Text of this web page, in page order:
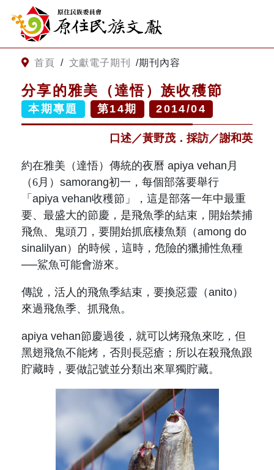
跳到主要內容
網站導覽
客服諮詢
字
搜
入
關
字
關於我們
關於原住民族文獻會
委員介紹
歷次會議記錄
最新消息
網站訊息
徵稿訊息
出版品專區
與國史館共同出版品介紹
本期內容
歷史期刊
徵稿說明
相關連結
首頁 / 文獻電子期刊 /期刊內容
分享的雅美（達悟）族收穫節
本期專題 第14期 2014/04
口述／黃野茂．採訪／謝和英
約在雅美（達悟）傳統的夜曆 apiya vehan月
（6月 ）samorang初一，每個部落要舉行
「apiya vehan收穫節」，這是部落一年中最重
要、最盛大的節慶，是飛魚季的結束，開始禁捕
飛魚、鬼頭刀，要開始抓底棲魚類（among do
sinalilyan）的時候，這時，危險的獵捕性魚種
──鯊魚可能會游來。
傳說，活人的飛魚季結束，要換惡靈（anito）
來過飛魚季、抓飛魚。
apiya vehan節慶過後，就可以烤飛魚來吃，但
黑翅飛魚不能烤，否則長惡瘡；所以在殺飛魚跟
貯藏時，要做記號並分類出來單獨貯藏。